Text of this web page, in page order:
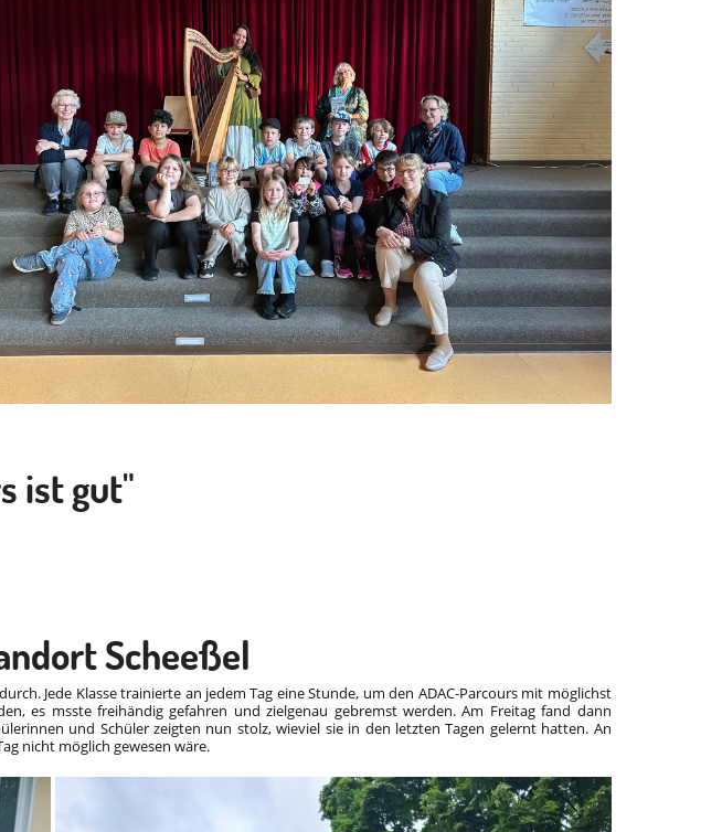
ist gut"
Scheeßel
Jede Klasse trainierte an jedem Tag eine Stunde, um den ADAC-Parcours mit möglichst
es msste freihändig gefahren und zielgenau gebremst werden. Am Freitag fand dann
und Schüler zeigten nun stolz, wieviel sie in den letzten Tagen gelernt hatten. An
nicht möglich gewesen wäre.